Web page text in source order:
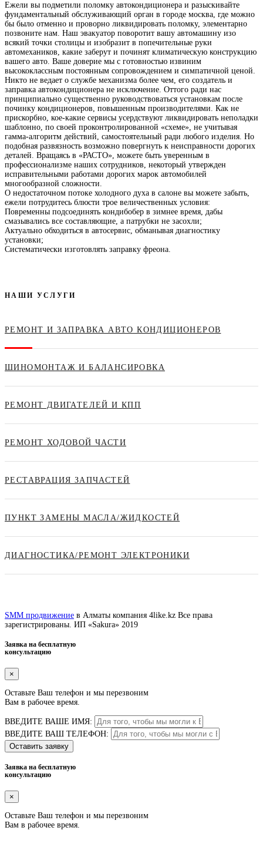
Ежели вы подметили поломку автокондиционера и разыскивайте
фундаментальный обслуживающий орган в городе москва, где можно
бы было отменно и проворно ликвидировать поломку, элементарно
позвоните нам. Наш эвакуатор поворотит вашу автомашину изо
всякий точки столицы и изобразит в попечительные руки
автомехаников, какие заберут и починят климатическую конструкцию
вашего авто. Ваше доверие мы с готовностью извиним
высококлассным постоянным сопровождением и симпатичной ценой.
Никто не ведает о службе механизма более чем, его создатель и
заправка автокондиционера не исключение. Оттого ради нас
принципиально существенно руководствоваться установкам после
починку кондиционеров, повышенным производителями. Как не
прискорбно, кое-какие сервисы усердствуют ликвидировать неполадки
шаблонно, по своей проконтролированной «схеме», не учитывая
гамма-алгоритм действий, самостоятельный ради любого изделия. Но
подобная развязность возможно повергнуть к неисправности дорогих
деталей. Вращаясь в «РАСТО», можете быть уверенным в
профессионализме наших сотрудников, некоторый утвержден
исправительными работами дорогих марок автомобилей
многообразной сложности.
О недостаточном потоке холодного духа в салоне вы можете забыть,
ежели потрудитесь блюсти трое величественных условия:
Повременны подсоединять кондибобер в зимнее время, дабы
смазывались все составляющие, а патрубки не засохли;
Актуально обходиться в автосервис, обманывая диагностику
установки;
Систематически изготовлять заправку фреона.
НАШИ УСЛУГИ
РЕМОНТ И ЗАПРАВКА АВТО КОНДИЦИОНЕРОВ
ШИНОМОНТАЖ И БАЛАНСИРОВКА
РЕМОНТ ДВИГАТЕЛЕЙ И КПП
РЕМОНТ ХОДОВОЙ ЧАСТИ
РЕСТАВРАЦИЯ ЗАПЧАСТЕЙ
ПУНКТ ЗАМЕНЫ МАСЛА/ЖИДКОСТЕЙ
ДИАГНОСТИКА/РЕМОНТ ЭЛЕКТРОНИКИ
SMM продвижение в Алматы компания 4like.kz Все права
зарегистрированы. ИП «Sakura» 2019
Заявка на бесплатную
консультацию
×
Оставьте Ваш телефон и мы перезвоним
Вам в рабочее время.
ВВЕДИТЕ ВАШЕ ИМЯ:
ВВЕДИТЕ ВАШ ТЕЛЕФОН:
Оставить заявку
Заявка на бесплатную
консультацию
×
Оставьте Ваш телефон и мы перезвоним
Вам в рабочее время.